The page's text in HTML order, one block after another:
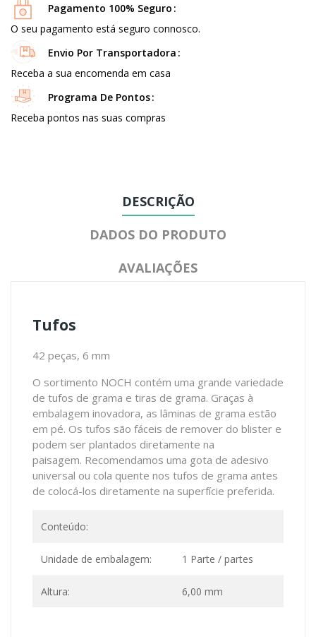
Pagamento 100% Seguro
O seu pagamento está seguro connosco.
Envio Por Transportadora
Receba a sua encomenda em casa
Programa De Pontos
Receba pontos nas suas compras
DESCRIÇÃO
DADOS DO PRODUTO
AVALIAÇÕES
Tufos
42 peças, 6 mm
O sortimento NOCH contém uma grande variedade
de tufos de grama e tiras de grama. Graças à
embalagem inovadora, as lâminas de grama estão
em pé. Os tufos são fáceis de remover do blister e
podem ser plantados diretamente na
paisagem. Recomendamos uma gota de adesivo
universal ou cola quente nos tufos de grama antes
de colocá-los diretamente na superfície preferida.
Conteúdo:
Unidade de embalagem: 1 Parte / partes
Altura: 6,00 mm